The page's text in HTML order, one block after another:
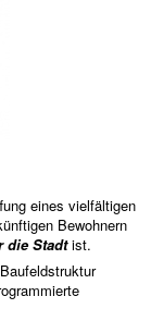
eines vielfältigen
Bewohnern
die Stadtist.